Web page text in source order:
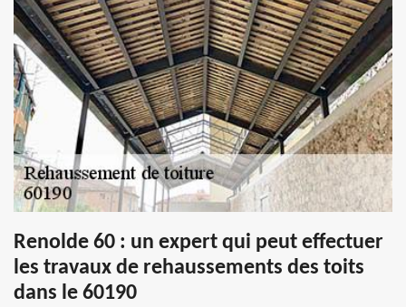
Renolde 60 : un expert qui peut effectuer
les travaux de rehaussements des toits
dans le 60190